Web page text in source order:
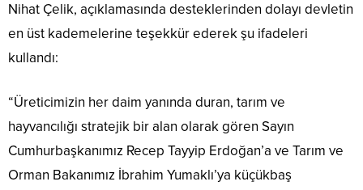
Nihat Çelik, açıklamasında desteklerinden dolayı devletin
en üst kademelerine teşekkür ederek şu ifadeleri
kullandı:
“Üreticimizin her daim yanında duran, tarım ve
hayvancılığı stratejik bir alan olarak gören Sayın
Cumhurbaşkanımız Recep Tayyip Erdoğan’a ve Tarım ve
Orman Bakanımız İbrahim Yumaklı’ya küçükbaş